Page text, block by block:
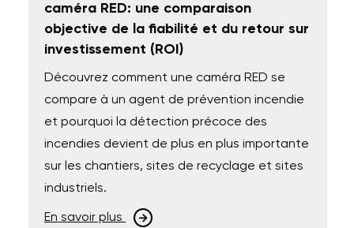
caméra RED: une comparaison
objective de la fiabilité et du retour sur
investissement (ROI)
Découvrez comment une caméra RED se
compare à un agent de prévention incendie
et pourquoi la détection précoce des
incendies devient de plus en plus importante
sur les chantiers, sites de recyclage et sites
industriels.
En savoir plus